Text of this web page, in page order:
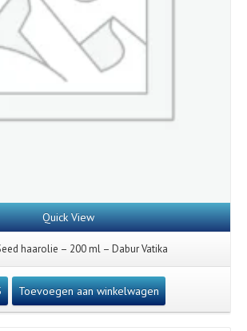
Quick View
haarolie – 200 ml – Dabur Vatika
Toevoegen aan winkelwagen